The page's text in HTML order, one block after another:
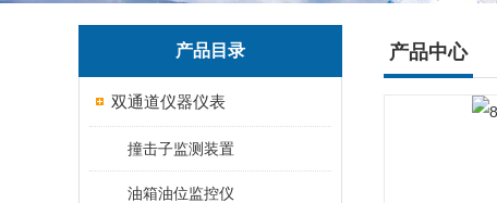
产品目录
双通道仪器仪表
撞击子监测装置
油箱油位监控仪
产品中心